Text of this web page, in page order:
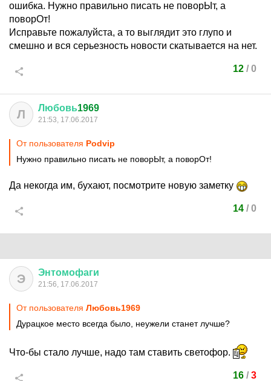
ошибка. Нужно правильно писать не поворЫт, а
поворОт!
Исправьте пожалуйста, а то выглядит это глупо и
смешно и вся серьезность новости скатывается на нет.
12 / 0
Л Любовь1969
21:53, 17.06.2017
От пользователя Podvip
Нужно правильно писать не поворЫт, а поворОт!
Да некогда им, бухают, посмотрите новую заметку
14 / 0
Э Энтомофаги
21:56, 17.06.2017
От пользователя Любовь1969
Дурацкое место всегда было, неужели станет лучше?
Что-бы стало лучше, надо там ставить светофор.
16 / 3